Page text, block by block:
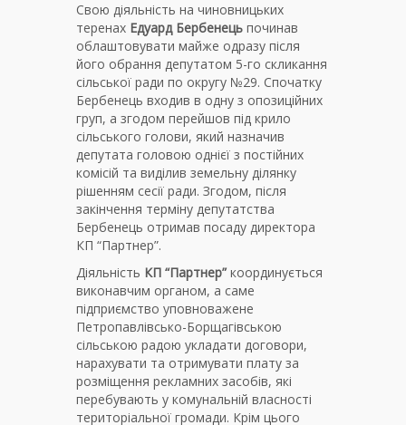
Свою діяльність на чиновницьких
теренах Едуард Бербенець починав
облаштовувати майже одразу після
його обрання депутатом 5-го скликання
сільської ради по округу №29. Спочатку
Бербенець входив в одну з опозиційних
груп, а згодом перейшов під крило
сільського голови, який назначив
депутата головою однієї з постійних
комісій та виділив земельну ділянку
рішенням сесії ради. Згодом, після
закінчення терміну депутатства
Бербенець отримав посаду директора
КП “Партнер”.
Діяльність КП “Партнер” координується
виконавчим органом, а саме
підприємство уповноважене
Петропавлівсько-Борщагівською
сільською радою укладати договори,
нарахувати та отримувати плату за
розміщення рекламних засобів, які
перебувають у комунальній власності
територіальної громади. Крім цього